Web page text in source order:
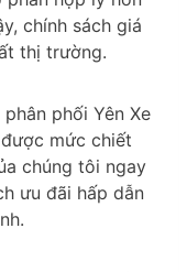
chính sách giá
thị trường.
phối Yên Xe
mức chiết
chúng tôi ngay
ưu đãi hấp dẫn